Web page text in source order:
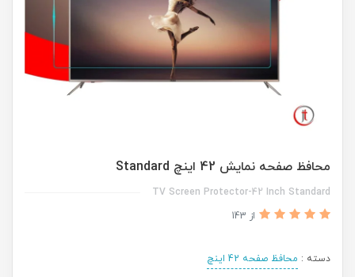
محافظ صفحه نمایش 42 اینچ Standard
TV Screen Protector-42 Inch Standard
از 143
دسته : محافظ صفحه 42 اینچ